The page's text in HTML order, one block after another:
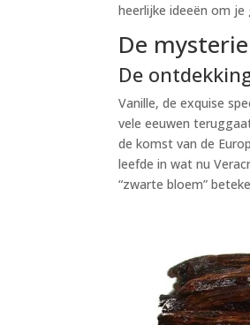
heerlijke ideeën om
De
De
Vanille, de exquise
vele eeuwen
de komst van de
leefde in wat nu
“zwarte bloem”